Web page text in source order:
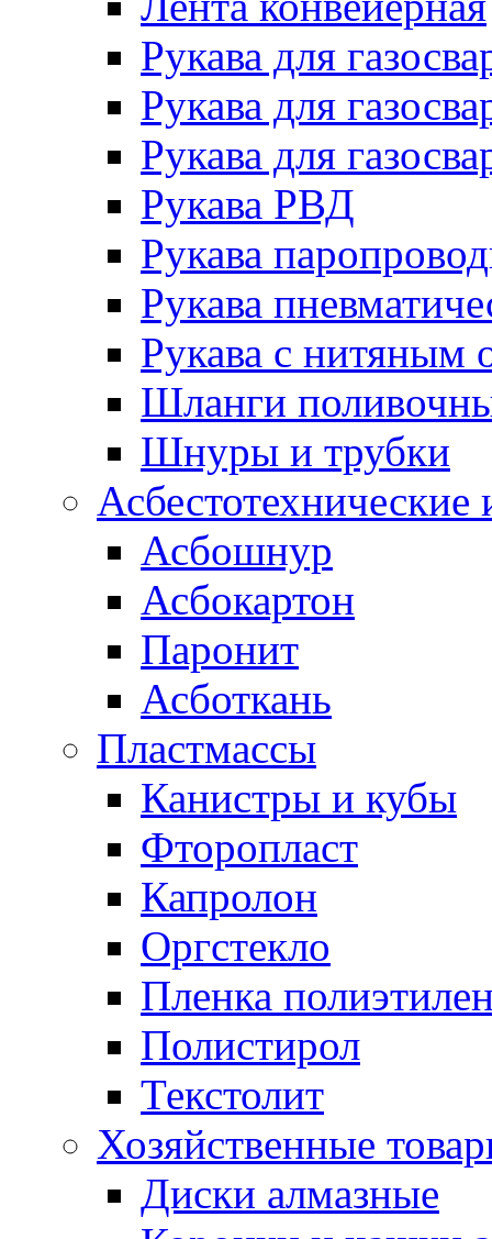
Рукава для
Рукава для
Рукава для
Рукава РВД
Рукава
Рукава
Рукава с нитяным
Шланги
Шнуры и трубки
Асбестотехнические
Асбошнур
Асбокартон
Паронит
Асботкань
Пластмассы
Канистры и кубы
Фторопласт
Капролон
Оргстекло
Пленка
Полистирол
Текстолит
Хозяйственные
Диски алмазные